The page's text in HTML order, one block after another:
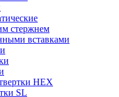
стержнем
вставками
HEX
SL